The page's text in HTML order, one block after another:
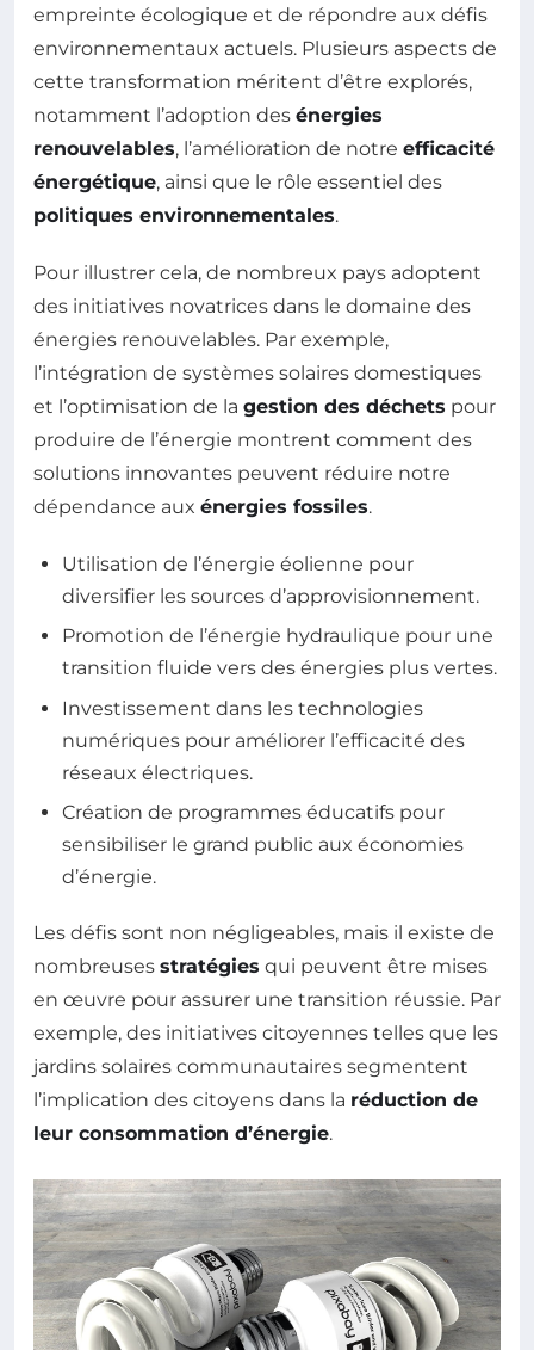
empreinte écologique et de répondre aux défis
environnementaux actuels. Plusieurs aspects de
cette transformation méritent d’être explorés,
notamment l’adoption des énergies
renouvelables, l’amélioration de notre efficacité
énergétique, ainsi que le rôle essentiel des
politiques environnementales.
Pour illustrer cela, de nombreux pays adoptent
des initiatives novatrices dans le domaine des
énergies renouvelables. Par exemple,
l’intégration de systèmes solaires domestiques
et l’optimisation de la gestion des déchets pour
produire de l’énergie montrent comment des
solutions innovantes peuvent réduire notre
dépendance aux énergies fossiles.
Utilisation de l’énergie éolienne pour
diversifier les sources d’approvisionnement.
Promotion de l’énergie hydraulique pour une
transition fluide vers des énergies plus vertes.
Investissement dans les technologies
numériques pour améliorer l’efficacité des
réseaux électriques.
Création de programmes éducatifs pour
sensibiliser le grand public aux économies
d’énergie.
Les défis sont non négligeables, mais il existe de
nombreuses stratégies qui peuvent être mises
en œuvre pour assurer une transition réussie. Par
exemple, des initiatives citoyennes telles que les
jardins solaires communautaires segmentent
l’implication des citoyens dans la réduction de
leur consommation d’énergie.